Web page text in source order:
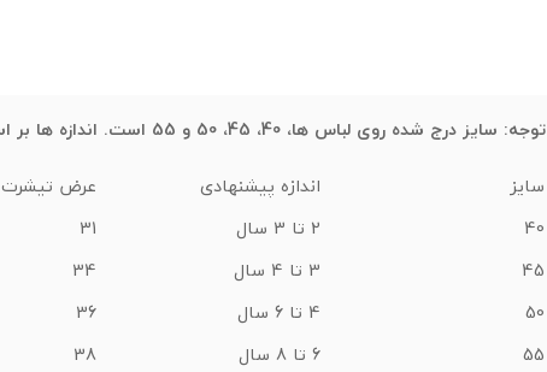
توجه: سایز درج شده روی لباس ها، 40، 45، 50 و 55 است. اندازه ها بر اساس سانتی متر است.
سایز
اندازه پیشنهادی عرض تیشرت
40
2 تا 3 سال 31
45
3 تا 4 سال 34
50
4 تا 6 سال 36
55
6 تا 8 سال 38